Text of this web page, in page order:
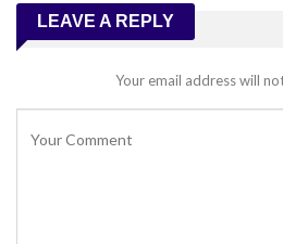
LEAVE A REPLY
Your email address will